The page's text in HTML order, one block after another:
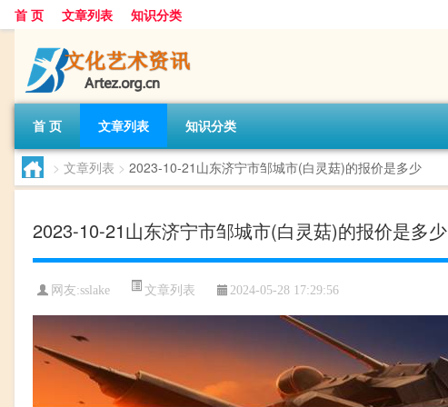
首 页 文章列表 知识分类
首 页 文章列表 知识分类
> 文章列表 > 2023-10-21山东济宁市邹城市(白灵菇)的报价是多少
2023-10-21山东济宁市邹城市(白灵菇)的报价是多少
网友:sslake 文章列表 2024-05-28 17:29:56